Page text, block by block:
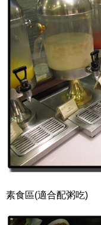
素食區(適合配粥吃)